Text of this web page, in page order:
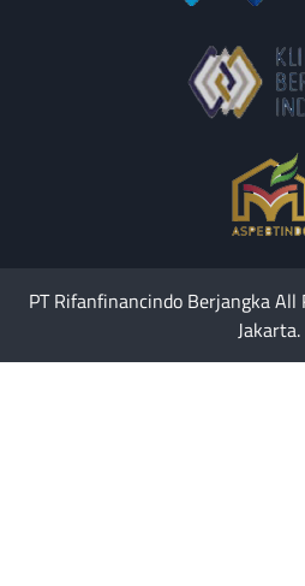
PT Rifanfinancindo Berjangka
Jakarta.